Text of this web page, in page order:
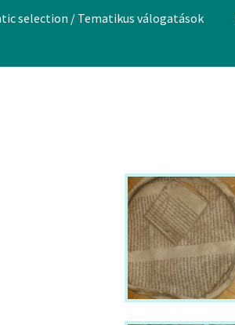
selection / Tematikus válogatások